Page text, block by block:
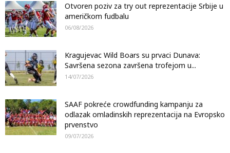
Otvoren poziv za try out reprezentacije Srbije u
američkom fudbalu
06/08/2026
Kragujevac Wild Boars su prvaci Dunava:
Savršena sezona završena trofejom u...
14/07/2026
SAAF pokreće crowdfunding kampanju za
odlazak omladinskih reprezentacija na Evropsko
prvenstvo
09/07/2026